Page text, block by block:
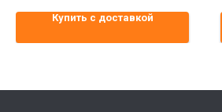
Купить с доставкой